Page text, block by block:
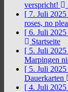
verspricht!
[ 7. Juli
roses, no
[ 6. Juli
Startseite
[ 5. Juli
Marpingen
[ 5. Juli
Dauerkarten
[ 4. Juli